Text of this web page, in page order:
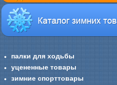
палки для ходьбы
уцененные товары
зимние спорттовары